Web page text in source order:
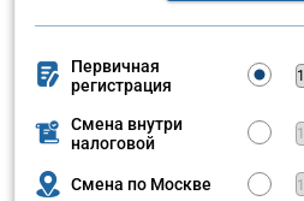
Первичная
регистрация
Смена внутри
налоговой
Смена по Москве